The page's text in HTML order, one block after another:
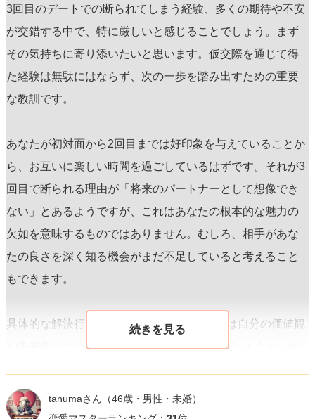
3回目のデートでの断られてしまう経験、多くの期待や不安
が交錯する中で、特に厳しいと感じることでしょう。まず
その気持ちに寄り添いたいと思います。仮交際を通じて得
た経験は無駄にはならず、次の一歩を踏み出すための重要
な教訓です。
あなたが初対面から2回目までは好印象を与えていることか
ら、お互いに楽しい時間を過ごしているはずです。それが3
回目で断られる理由が「将来のパートナーとして想像でき
ない」とあるようですが、これはあなたの根本的な魅力の
欠如を意味するものではありません。むしろ、相手があな
たの良さを深く知る機会がまだ不足していると考えること
もできます。
具体的な解決行動として、3回目のデートでは自分の価値観
や未来像について少し共有してみてはどうでしょうか。例
たいかについて、率直に話してみるのです。これによっ
て、相手がより具体的にあなたの将来像を描きやすくな
tanumaさん （46歳・男性・未婚）